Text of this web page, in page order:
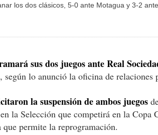
los dos clásicos, 5-0 ante Motagua y 3-2
sus dos juegos ante Real
según lo anunció la oficina de relaciones
la suspensión de ambos juegos
la Selección que competirá en la Copa
permite la reprogramación.